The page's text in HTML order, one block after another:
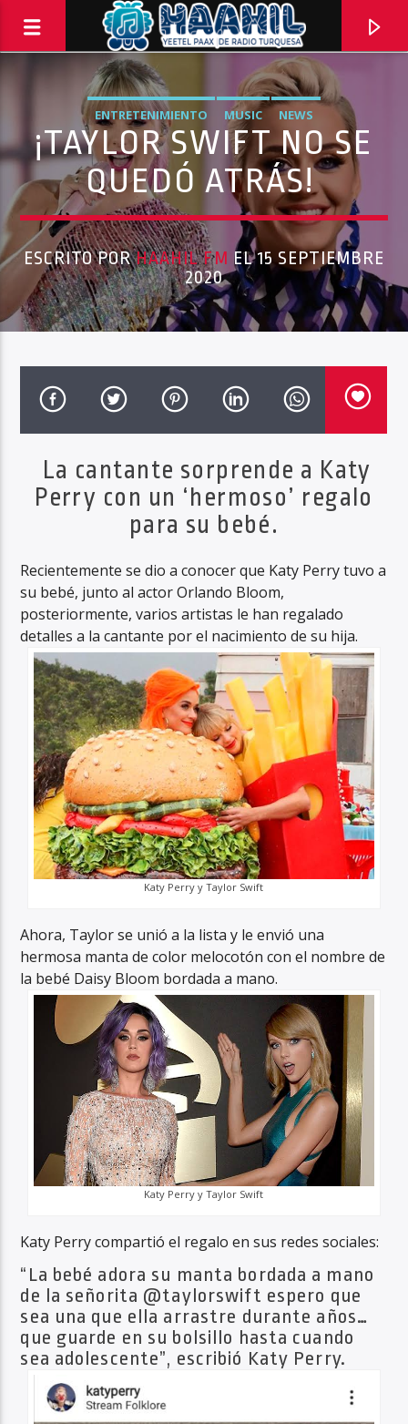
6:30 AM 8:30 AM
Haahil FM
ENTRETENIMIENTO MUSIC NEWS
¡TAYLOR SWIFT NO SE
QUEDÓ ATRÁS!
ESCRITO PORHAAHIL FM EL 15 SEPTIEMBRE
2020
La cantante sorprende a Katy
Perry con un ‘hermoso’ regalo
para su bebé.
Recientemente se dio a conocer que Katy Perry tuvo a
su bebé, junto al actor Orlando Bloom,
posteriormente, varios artistas le han regalado
detalles a la cantante por el nacimiento de su hija.
Katy Perry y Taylor Swift
Ahora, Taylor se unió a la lista y le envió una
hermosa manta de color melocotón con el nombre de
la bebé Daisy Bloom bordada a mano.
Katy Perry y Taylor Swift
Katy Perry compartió el regalo en sus redes sociales:
“La bebé adora su manta bordada a mano
de la señorita @taylorswift espero que
sea una que ella arrastre durante años…
que guarde en su bolsillo hasta cuando
sea adolescente”, escribió Katy Perry.